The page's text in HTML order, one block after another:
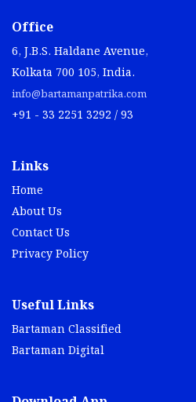
Office
6, J.B.S. Haldane Avenue,
Kolkata 700 105, India.
info@bartamanpatrika.com
+91 - 33 2251 3292 / 93
Links
Home
About Us
Contact Us
Privacy Policy
Useful Links
Bartaman Classified
Bartaman Digital